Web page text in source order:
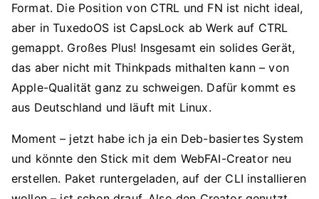
Format. Die Position von CTRL und FN ist nicht ideal,
aber in TuxedoOS ist CapsLock ab Werk auf CTRL
gemappt. Großes Plus! Insgesamt ein solides Gerät,
das aber nicht mit Thinkpads mithalten kann – von
Apple-Qualität ganz zu schweigen. Dafür kommt es
aus Deutschland und läuft mit Linux.
Moment – jetzt habe ich ja ein Deb-basiertes System
und könnte den Stick mit dem WebFAI-Creator neu
erstellen. Paket runtergeladen, auf der CLI installieren